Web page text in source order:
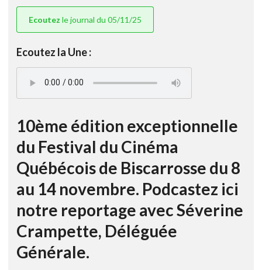
Ecoutez le journal du 05/11/25
Ecoutez la Une :
10ème édition exceptionnelle
du Festival du Cinéma
Québécois de Biscarrosse du 8
au 14 novembre. Podcastez ici
notre reportage avec Séverine
Crampette, Déléguée
Générale.